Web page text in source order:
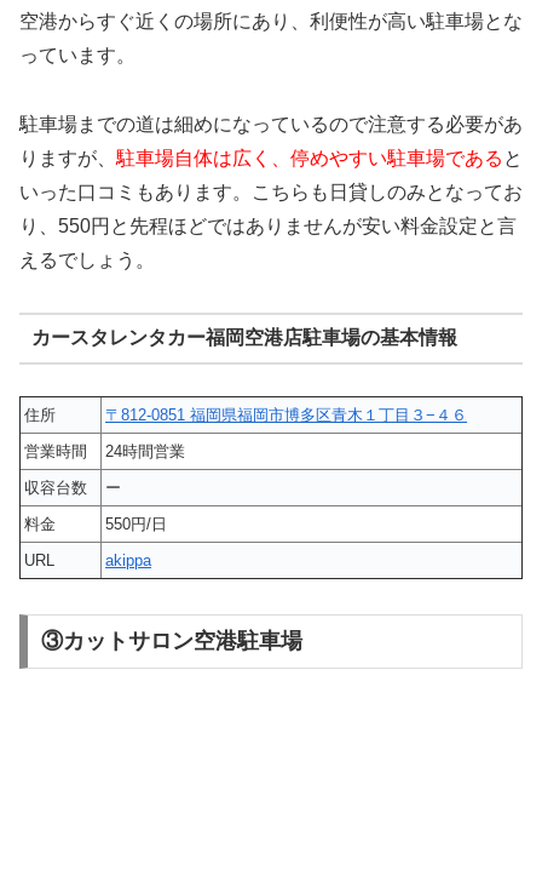
空港からすぐ近くの場所にあり、利便性が高い駐車場とな
っています。
駐車場までの道は細めになっているので注意する必要があ
りますが、 駐車場自体は広く、停めやすい駐車場である と
いった口コミもあります。こちらも日貸しのみとなってお
り、550円と先程ほどではありませんが安い料金設定と言
えるでしょう。
カースタレンタカー福岡空港店駐車場の基本情報
住所
〒812-0851 福岡県福岡市博多区青木１丁目３−４６
営業時間
24時間営業
収容台数
ー
料金
550円/日
URL
akippa
③カットサロン空港駐車場